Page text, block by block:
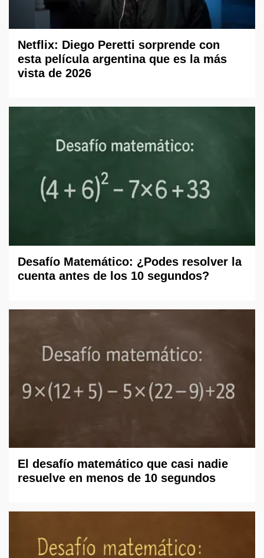
Netflix: Diego Peretti sorprende con
esta película argentina que es la más
vista de 2026
Desafío Matemático: ¿Podes resolver la
cuenta antes de los 10 segundos?
El desafío matemático que casi nadie
resuelve en menos de 10 segundos